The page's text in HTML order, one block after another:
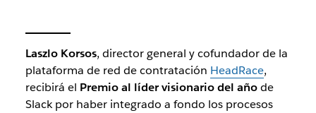
Laszlo Korsos, director general y cofundador de la
plataforma de red de contratación HeadRace,
recibirá el Premio al líder visionario del añode
Slack por haber integrado a fondo los procesos